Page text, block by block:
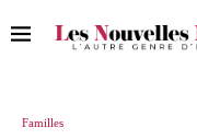
Familles